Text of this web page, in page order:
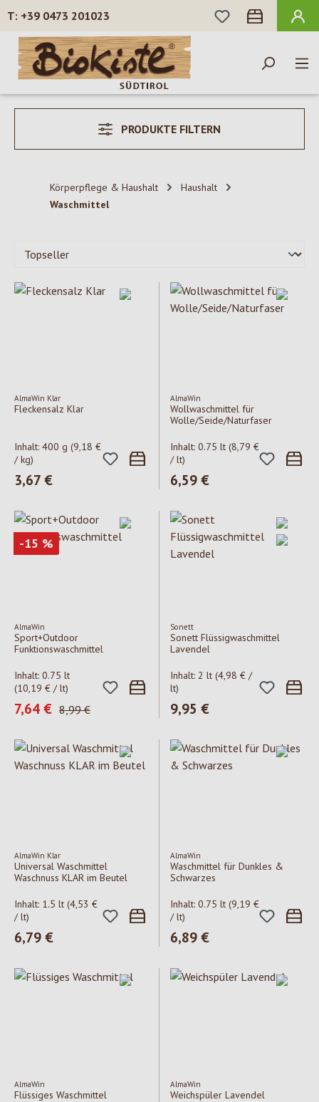
Zum Hauptinhalt springen
+39 0473 201023
DU HAST 0
PRODUKTE FILTERN
Körperpflege & Haushalt
Haushalt
Waschmittel
AlmaWin Klar
Fleckensalz Klar
Inhalt: 400 g (9,18 €
/ kg)
Regulärer Preis:
3,67 €
AlmaWin
Wollwaschmittel für
Wolle/Seide/Naturfaser
Inhalt: 0.75 lt (8,79 €
/ lt)
Regulärer Preis:
6,59 €
-15 Rabatt
%
AlmaWin
Sport+Outdoor
Funktionswaschmittel
Inhalt: 0.75 lt
(10,19 € / lt)
Verkaufspreis:
7,64 € Regulärer Preis:
8,99 €
Sonett
Sonett Flüssigwaschmittel
Lavendel
Inhalt: 2 lt (4,98 € /
lt)
Regulärer Preis:
9,95 €
AlmaWin Klar
Universal Waschmittel
Waschnuss KLAR im Beutel
Inhalt: 1.5 lt (4,53 €
/ lt)
Regulärer Preis:
6,79 €
AlmaWin
Waschmittel für Dunkles &
Schwarzes
Inhalt: 0.75 lt (9,19 €
/ lt)
Regulärer Preis:
6,89 €
AlmaWin
Flüssiges Waschmittel
AlmaWin
Weichspüler Lavendel